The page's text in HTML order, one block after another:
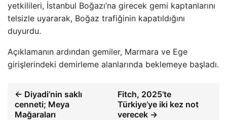
yetkilileri, İstanbul Boğazı’na girecek gemi kaptanlarını
telsizle uyararak, Boğaz trafiğinin kapatıldığını
duyurdu.
Açıklamanın ardından gemiler, Marmara ve Ege
girişlerindeki demirleme alanlarında beklemeye başladı.
← Diyadi’nin saklı
cenneti; Meya
Mağaraları
Fitch, 2025’te
Türkiye’ye iki kez not
verecek →